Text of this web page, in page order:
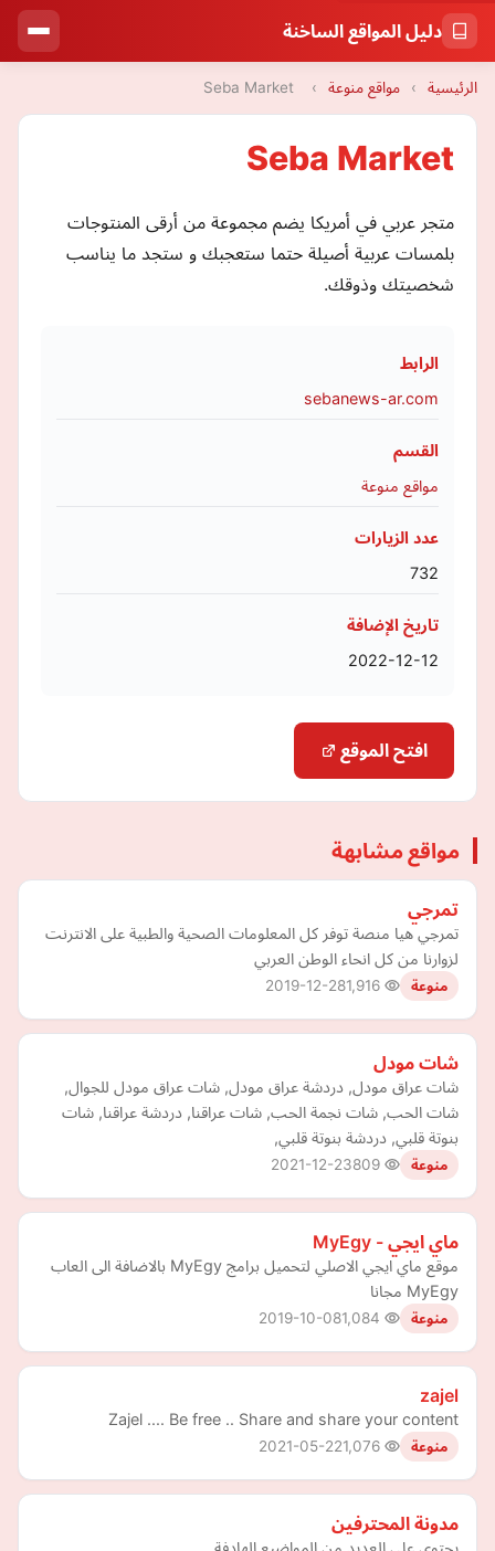
دليل المواقع الساخنة
الرئيسية › مواقع منوعة ›
Seba Market
Seba Market
متجر عربي في أمريكا يضم مجموعة من أرقى المنتوجات
بلمسات عربية أصيلة حتما ستعجبك و ستجد ما يناسب
شخصيتك وذوقك.
الرابط
sebanews-ar.com
القسم
مواقع منوعة
عدد الزيارات
732
تاريخ الإضافة
2022-12-12
افتح الموقع
مواقع مشابهة
تمرجي
تمرجي هيا منصة توفر كل المعلومات الصحية والطبية على الانترنت
لزوارنا من كل انحاء الوطن العربي
منوعة 2019-12-28
شات مودل
شات عراق مودل, دردشة عراق مودل, شات عراق مودل للجوال,
شات الحب, شات نجمة الحب, شات عراقنا, دردشة عراقنا, شات
بنوتة قلبي, دردشة بنوتة قلبي,
منوعة 2021-12-23
ماي ايجي - MyEgy
موقع ماي ايجي الاصلي لتحميل برامج MyEgy بالاضافة الى العاب
MyEgy مجانا
منوعة 2019-10-08
zajel
Zajel .... Be free .. Share and share your content
منوعة 2021-05-22
مدونة المحترفين